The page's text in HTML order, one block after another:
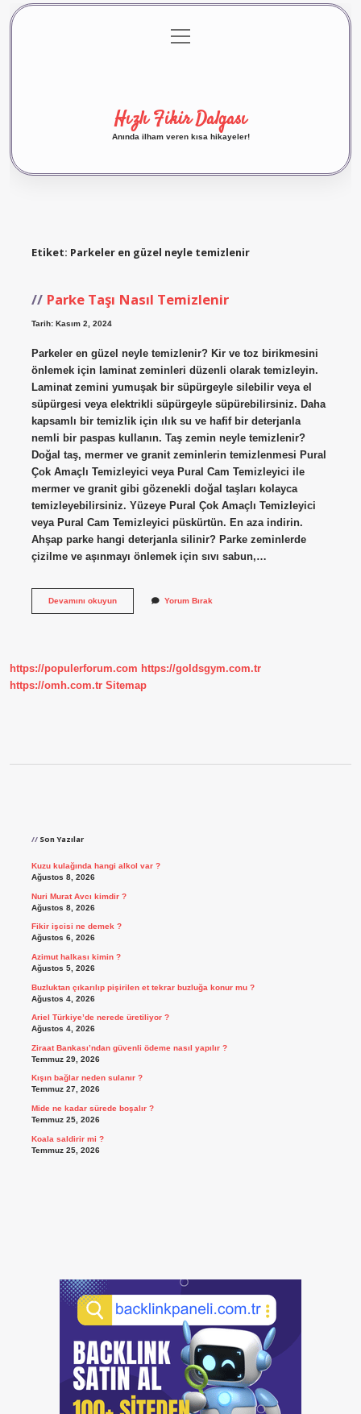
Gizlilik Politikası
menüyü
aç
Hızlı Fikir Dalgası
Anında ilham veren kısa hikayeler!
Etiket: Parkeler en güzel neyle temizlenir
Parke Taşı Nasıl Temizlenir
Tarih: Kasım 2, 2024
Parkeler en güzel neyle temizlenir? Kir ve toz birikmesini
önlemek için laminat zeminleri düzenli olarak temizleyin.
Laminat zemini yumuşak bir süpürgeyle silebilir veya el
süpürgesi veya elektrikli süpürgeyle süpürebilirsiniz. Daha
kapsamlı bir temizlik için ılık su ve hafif bir deterjanla
nemli bir paspas kullanın. Taş zemin neyle temizlenir?
Doğal taş, mermer ve granit zeminlerin temizlenmesi Pural
Çok Amaçlı Temizleyici veya Pural Cam Temizleyici ile
mermer ve granit gibi gözenekli doğal taşları kolayca
temizleyebilirsiniz. Yüzeye Pural Çok Amaçlı Temizleyici
veya Pural Cam Temizleyici püskürtün. En aza indirin.
Ahşap parke hangi deterjanla silinir? Parke zeminlerde
çizilme ve aşınmayı önlemek için sıvı sabun,…
Devamını okuyunParke
Yorum Bırak
https://populerforum.com https://goldsgym.com.tr
https://omh.com.tr Sitemap
Son Yazılar
Kuzu kulağında hangi alkol var ?
Ağustos 8, 2026
Nuri Murat Avcı kimdir ?
Ağustos 8, 2026
Fikir işcisi ne demek ?
Ağustos 6, 2026
Azimut halkası kimin ?
Ağustos 5, 2026
Buzluktan çıkarılıp pişirilen et tekrar buzluğa konur mu ?
Ağustos 4, 2026
Ariel Türkiye’de nerede üretiliyor ?
Ağustos 4, 2026
Ziraat Bankası’ndan güvenli ödeme nasıl yapılır ?
Temmuz 29, 2026
Kışın bağlar neden sulanır ?
Temmuz 27, 2026
Mide ne kadar sürede boşalır ?
Temmuz 25, 2026
Koala saldirir mi ?
Temmuz 25, 2026